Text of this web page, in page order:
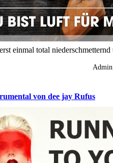
einmal total niederschmetternd
von dee jay Rufus